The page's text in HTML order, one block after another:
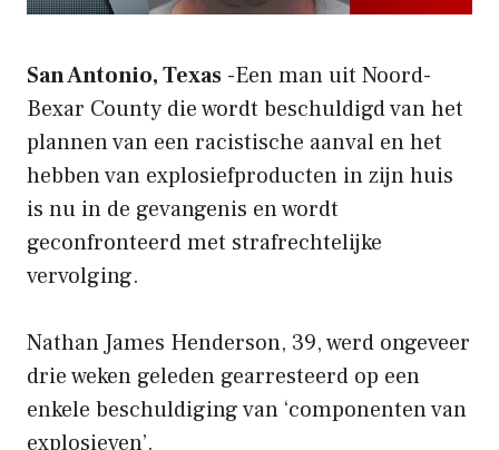
San Antonio, Texas -Een man uit Noord-
Bexar County die wordt beschuldigd van het
plannen van een racistische aanval en het
hebben van explosiefproducten in zijn huis
is nu in de gevangenis en wordt
geconfronteerd met strafrechtelijke
vervolging.
Nathan James Henderson, 39, werd ongeveer
drie weken geleden gearresteerd op een
enkele beschuldiging van ‘componenten van
explosieven’.